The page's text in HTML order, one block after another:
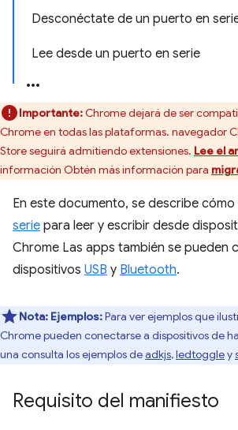
Desconéctate de un puerto en
Lee desde un puerto en serie
Importante:Chrome dejará de ser
Chrome en todas las plataformas. navegador
Store seguirá admitiendo extensiones. Lee el
información Obtén más información para
En este documento, se describe cómo
serie para leer y escribir desde
Chrome Las apps también se pueden
dispositivos USB y Bluetooth.
Nota: Ejemplos:Para ver ejemplos que
Chrome pueden conectarse a dispositivos de
una consulta los ejemplos deadkjs,ledtoggley
Requisito del manifiesto